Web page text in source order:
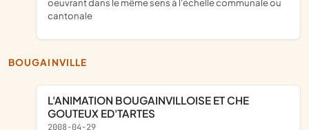
cantonale
BOUGAINVILLE
L'ANIMATION BOUGAINVILLOISE ET CHE
GOUTEUX ED'TARTES
2008-04-29